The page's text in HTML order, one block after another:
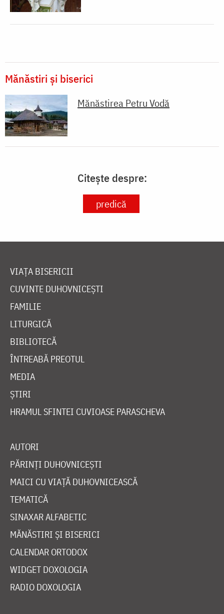
Mănăstiri și biserici
Mănăstirea Petru Vodă
Citește despre:
predică
VIAȚA BISERICII
CUVINTE DUHOVNICEȘTI
FAMILIE
LITURGICĂ
BIBLIOTECĂ
ÎNTREABĂ PREOTUL
MEDIA
ȘTIRI
HRAMUL SFINTEI CUVIOASE PARASCHEVA
AUTORI
PĂRINȚI DUHOVNICEȘTI
MAICI CU VIAȚĂ DUHOVNICEASCĂ
TEMATICĂ
SINAXAR ALFABETIC
MĂNĂSTIRI ȘI BISERICI
CALENDAR ORTODOX
WIDGET DOXOLOGIA
RADIO DOXOLOGIA